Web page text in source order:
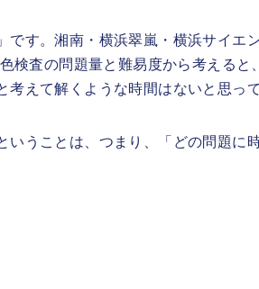
す。湘南・横浜翠嵐・横浜サイエ
検査の問題量と難易度から考えると
えて解くような時間はないと思って
うことは、つまり、「どの問題に